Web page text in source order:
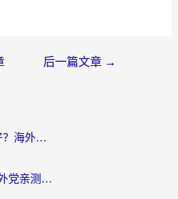
后一篇文章 →
雷神手游和sixfast哪个好？海外党亲测3款回国加速器，教你选对不踩坑
穿梭和快喵好用吗？海外党亲测：小众加速器对比+番茄加速器深度体验